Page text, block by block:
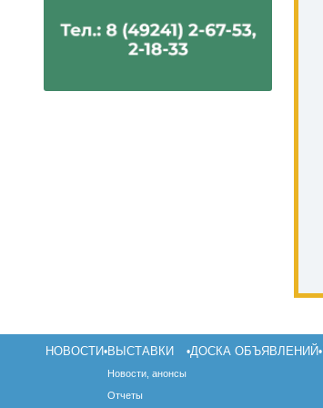
НОВОСТИ•ВЫСТАВКИ
Новости, анонсы
Отчеты
•ДОСКА ОБЪЯВЛЕНИЙ•